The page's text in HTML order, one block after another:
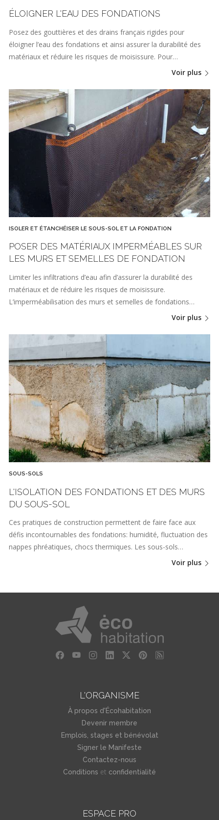
ÉLOIGNER L'EAU DES FONDATIONS
Posez des gouttières et des drains français rigides pour
éloigner l’eau des fondations et ainsi assurer la durabilité des
matériaux et réduire les risques de moisissure. Pour…
Voir plus
ISOLER ET ÉTANCHÉISER LE SOUS-SOL ET LA FONDATION
POSER DES MATÉRIAUX IMPERMÉABLES SUR
LES MURS ET SEMELLES DE FONDATION
Limiter les infiltrations d’eau afin d’assurer la durabilité des
matériaux et de réduire les risques de moisissure.
L’imperméabilisation des murs et semelles de fondations…
Voir plus
SOUS-SOLS
L'ISOLATION DES FONDATIONS ET DES MURS
DU SOUS-SOL
Ces pratiques de construction permettent de faire face aux
défis incontournables des fondations: humidité, fluctuation des
nappes phréatiques, chocs thermiques. Les sous-sols…
Voir plus
L'ORGANISME
À propos d'Écohabitation
Devenir membre
Emplois, stages et bénévolat
Signer le Manifeste
Contactez-nous
Conditions et confidentialité
ESPACE PRO